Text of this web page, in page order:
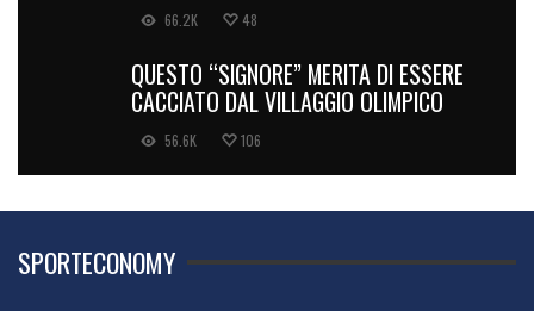
66.2K 48
QUESTO “SIGNORE” MERITA DI ESSERE
CACCIATO DAL VILLAGGIO OLIMPICO
56.6K 106
SPORTECONOMY